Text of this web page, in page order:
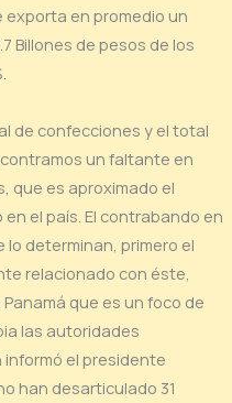
en promedio un
Billones de pesos de los
de confecciones y el total
un faltante en
que es aproximado el
el país. El contrabando en
determinan, primero el
relacionado con éste,
que es un foco de
las autoridades
el presidente
han desarticulado 31